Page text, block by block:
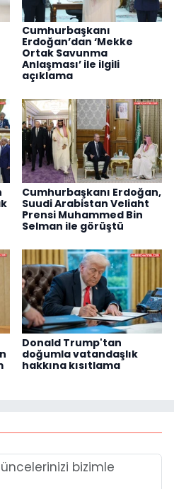
Cumhurbaşkanı
Erdoğan’dan ‘Mekke
Ortak Savunma
Anlaşması’ ile ilgili
açıklama
Cumhurbaşkanı Erdoğan,
Suudi Arabistan Veliaht
Prensi Muhammed Bin
Selman ile görüştü
Donald Trump'tan
doğumla vatandaşlık
hakkına kısıtlama